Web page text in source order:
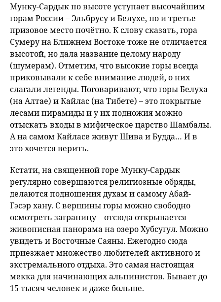
Мунку-Сардык по высоте уступает высочайшим
горам России – Эльбрусу и Белухе, но и третье
призовое место почётно. К слову сказать, гора
Сумеру на Ближнем Востоке тоже не отличается
высотой, но дала название целому народу
(шумерам). Отметим, что высокие горы всегда
приковывали к себе внимание людей, о них
слагали легенды. Поговаривают, что горы Белуха
(на Алтае) и Кайлас (на Тибете) – это покрытые
лесами пирамиды и у их подножия можно
отыскать входы в мифическое царство Шамбалы.
А на самом Кайласе живут Шива и Будда… И в
это хочется верить.
Кстати, на священной горе Мунку-Сардык
регулярно совершаются религиозные обряды,
делаются подношения духам и самому Абай-
Гэсэр хану. С вершины горы можно свободно
осмотреть заграницу – отсюда открывается
живописная панорама на озеро Хубсугул. Можно
увидеть и Восточные Саяны. Ежегодно сюда
приезжает множество любителей активного и
экстремального отдыха. Это самая настоящая
мекка для начинающих альпинистов. Бывает до
15 тысяч человек и даже больше.